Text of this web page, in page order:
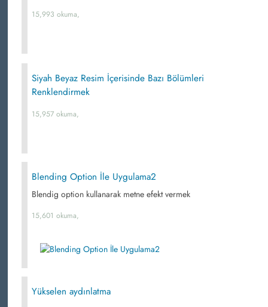
15,993 okuma,
Siyah Beyaz Resim İçerisinde Bazı Bölümleri
Renklendirmek
15,957 okuma,
Blending Option İle Uygulama2
Blendig option kullanarak metne efekt vermek
15,601 okuma,
Yükselen aydınlatma